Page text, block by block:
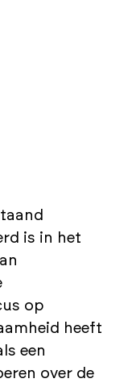
is in het
op
heeft
een
over de